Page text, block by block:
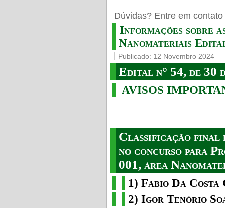
Dúvidas? Entre em
Informações sobre
Nanomateriais
Publicado: 12 Novembro 2024
Edital n° 54, de 30
AVISOS
Classificação final
no concurso para
001, área
1) Fabio Da
2) Igor Tenório